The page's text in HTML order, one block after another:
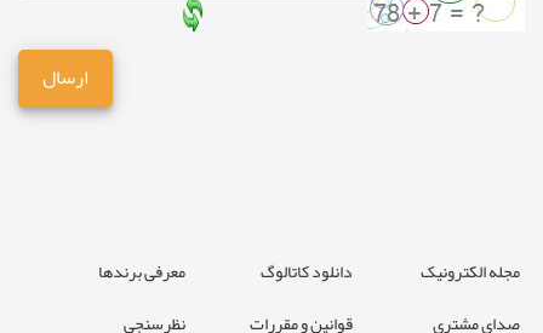
مجله الکترونیک دانلود کاتالوگ
معرفی برندها
صدای مشتری
قوانین و مقررات نظرسنجی